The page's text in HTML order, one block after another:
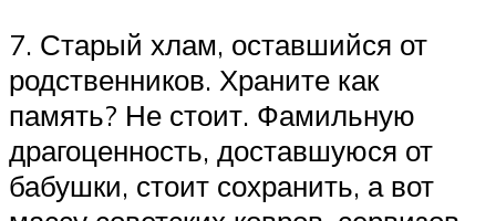
7. Старый хлам, оставшийся от
родственников. Храните как
память? Не стоит. Фамильную
драгоценность, доставшуюся от
бабушки, стоит сохранить, а вот